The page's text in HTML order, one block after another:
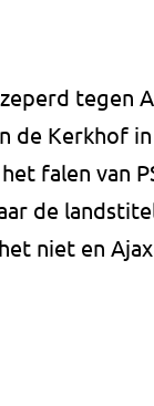
tegen
de Kerkhof
falen van
de
niet en